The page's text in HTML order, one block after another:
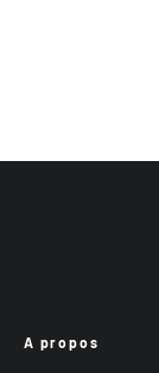
A propos